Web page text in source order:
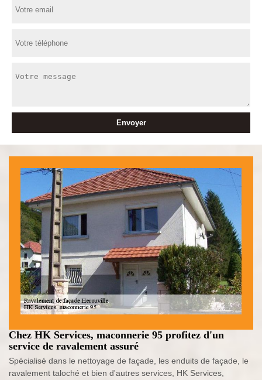
Chez HK Services, maconnerie 95 profitez d'un
service de ravalement assuré
Spécialisé dans le nettoyage de façade, les enduits de façade, le
ravalement taloché et bien d'autres services, HK Services,